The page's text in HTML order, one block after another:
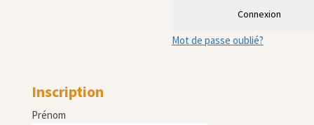
Connexion
Mot de passe oublié?
Inscription
Prénom